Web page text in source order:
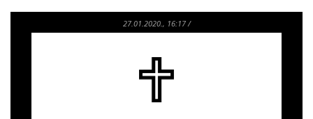
27.01.2020., 16:17 /